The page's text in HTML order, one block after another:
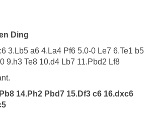
Ding
3.Lb5 a6 4.La4 Pf6 5.0-0 Le7 6.Te1 b5
9.h3 Te8 10.d4 Lb7 11.Pbd2 Lf8
14.Ph2 Pbd7 15.Df3 c6 16.dxc6